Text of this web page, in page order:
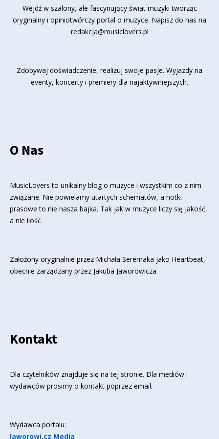
Wejdź w szalony, ale fascynujący świat muzyki tworząc
oryginalny i opiniotwórczy portal o muzyce. Napisz do nas na
redakcja@musiclovers.pl
Zdobywaj doświadczenie, realizuj swoje pasje. Wyjazdy na
eventy, koncerty i premiery dla najaktywniejszych.
O Nas
MusicLovers to unikalny blog o muzyce i wszystkim co z nim
związane. Nie powielamy utartych schematów, a notki
prasowe to nie nasza bajka. Tak jak w muzyce liczy się jakość,
a nie ilość.
Założony oryginalnie przez Michała Seremaka jako Heartbeat,
obecnie zarządzany przez Jakuba Jaworowicza.
Kontakt
Dla czytelników znajduje się na tej stronie. Dla mediów i
wydawców prosimy o kontakt poprzez email.
Wydawca portalu:
Jaworowi.cz Media